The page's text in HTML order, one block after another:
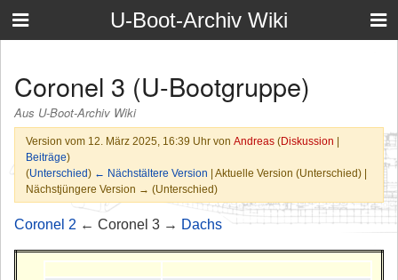
U-Boot-Archiv Wiki
Coronel 3 (U-Bootgruppe)
Aus U-Boot-Archiv Wiki
Version vom 12. März 2025, 16:39 Uhr von Andreas (Diskussion |
Beiträge)
(Unterschied) ← Nächstältere Version | Aktuelle Version (Unterschied) |
Nächstjüngere Version → (Unterschied)
Coronel 2 ← Coronel 3 → Dachs